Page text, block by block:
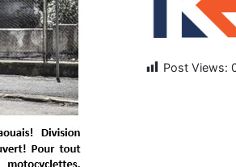
Post Views: